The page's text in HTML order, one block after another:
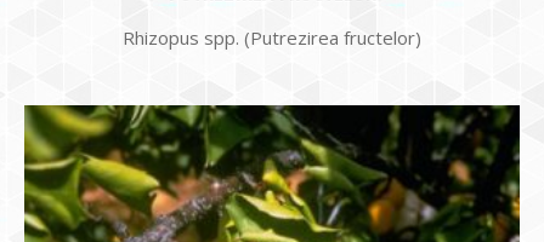
Rhizopus spp. (Putrezirea fructelor)